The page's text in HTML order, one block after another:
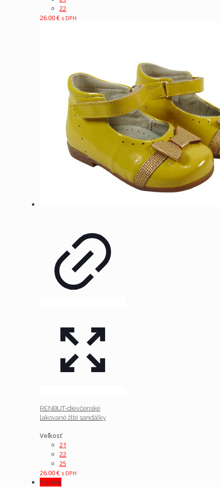
22
26.00€ s DPH
RENBUT-dievčenské
lakované žlté sandálky
Veľkosť
21
22
25
26.00€ s DPH
V zľave